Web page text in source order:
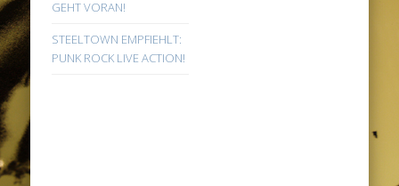
GEHT VORAN!
STEELTOWN EMPFIEHLT:
PUNK ROCK LIVE ACTION!